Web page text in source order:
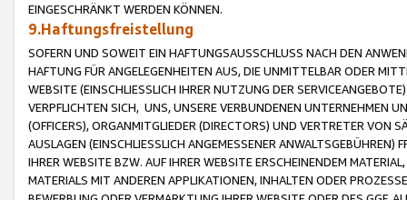
EINGESCHRÄNKT WERDEN KÖNNEN.
9.Haftungsfreistellung
SOFERN UND SOWEIT EIN HAFTUNGSAUSSCHLUSS NACH DEN
HAFTUNG FÜR ANGELEGENHEITEN AUS, DIE UNMITTELBAR ODER
WEBSITE (EINSCHLIESSLICH IHRER NUTZUNG DER
VERPFLICHTEN SICH, UNS, UNSERE VERBUNDENEN UNTERNEHMEN
(OFFICERS), ORGANMITGLIEDER (DIRECTORS) UND VERTRETER VON
AUSLAGEN (EINSCHLIESSLICH ANGEMESSENER
IHRER WEBSITE BZW. AUF IHRER WEBSITE ERSCHEINENDEM
MATERIALS MIT ANDEREN APPLIKATIONEN, INHALTEN ODER